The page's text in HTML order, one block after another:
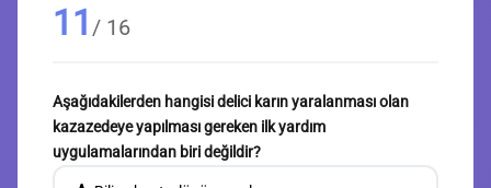
11 / 16
Aşağıdakilerden hangisi delici karın yaralanması olan
kazazedeye yapılması gereken ilk yardım
uygulamalarından biri değildir?